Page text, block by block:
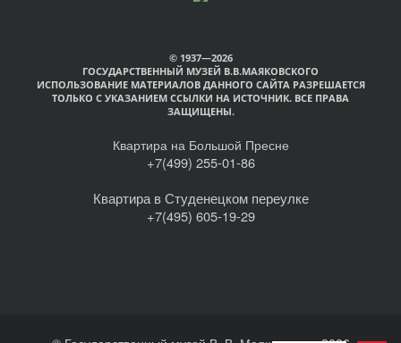
© 1937—2026
ГОСУДАРСТВЕННЫЙ МУЗЕЙ В.В.МАЯКОВСКОГО
ИСПОЛЬЗОВАНИЕ МАТЕРИАЛОВ ДАННОГО САЙТА РАЗРЕШАЕТСЯ
ТОЛЬКО С УКАЗАНИЕМ ССЫЛКИ НА ИСТОЧНИК. ВСЕ ПРАВА
ЗАЩИЩЕНЫ.
Квартира на Большой Пресне
+7(499) 255-01-86
Квартира в Студенецком переулке
+7(495) 605-19-29